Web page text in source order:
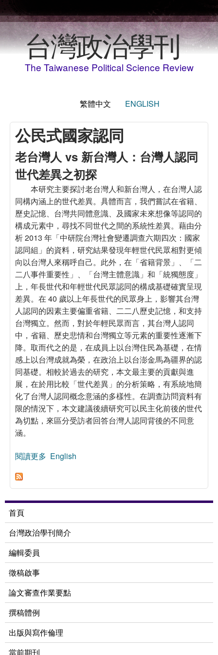
台灣政治學刊
The Taiwanese Political Science Review
繁體中文 ENGLISH
公民式國家認同
老台灣人 vs 新台灣人：台灣人認同
世代差異之初探
本研究主要探討老台灣人和新台灣人，在台灣人認
同構內涵上的世代差異。具體而言，我們嘗試在省籍、
歷史記憶、台灣共同體意識、及國家未來想像等認同的
構成元素中，尋找不同世代之間的系統性差異。藉由分
析 2013 年「中研院台灣社會變遷調查六期四次：國家
認同組」的資料，研究結果發現年輕世代民眾相對更傾
向以台灣人來稱呼自己。此外，在「省籍背景」、「二
二八事件重要性」、「台灣主體意識」和「統獨態度」
上，年長世代和年輕世代民眾認同的構成基礎確實呈現
差異。在 40 歲以上年長世代的民眾身上，影響其台灣
人認同的因素主要偏重省籍、二二八歷史記憶，和支持
台灣獨立。然而，對於年輕民眾而言，其台灣人認同
中，省籍、歷史悲情和台灣獨立等元素的重要性逐漸下
降。取而代之的是，在成員上以台灣住民為基礎，在情
感上以台灣成就為榮，在政治上以台澎金馬為疆界的認
同基礎。相較於過去的研究，本文最主要的貢獻與進
展，在於用比較「世代差異」的分析策略，有系統地簡
化了台灣人認同概念意涵的多樣性。在調查訪問資料有
限的情況下，本文建議後續研究可以民主化前後的世代
為切點，來區分受訪者回答台灣人認同背後的不同意
涵。
閱讀更多 關於老台灣人 vs 新台灣人：台灣人認同世代差異
English
首頁
台灣政治學刊簡介
編輯委員
徵稿啟事
論文審查作業要點
撰稿體例
出版與寫作倫理
當前期刊